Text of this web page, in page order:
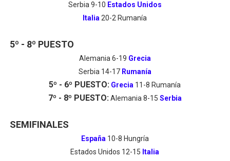
Serbia 9-10 Estados Unidos
Italia 20-2 Rumanía
5º - 8º PUESTO
Alemania 6-19 Grecia
Serbia 14-17 Rumanía
5º - 6º PUESTO: Grecia 11-8 Rumanía
7º - 8º PUESTO:Alemania 8-15 Serbia
SEMIFINALES
España 10-8 Hungría
Estados Unidos 12-15 Italia